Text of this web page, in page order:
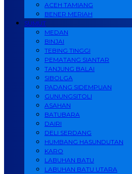
ACEH TAMIANG
BENER MERIAH
SUMUT
MEDAN
BINJAI
TEBING TINGGI
PEMATANG SIANTAR
TANJUNG BALAI
SIBOLGA
PADANG SIDEMPUAN
GUNUNGSITOLI
ASAHAN
BATUBARA
DAIRI
DELI SERDANG
HUMBANG HASUNDUTAN
KARO
LABUHAN BATU
LABUHAN BATU UTARA